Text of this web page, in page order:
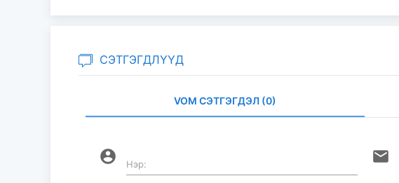
СЭТГЭГДЛҮҮД
VOM СЭТГЭГДЭЛ (0)
account_circle Нэр: email